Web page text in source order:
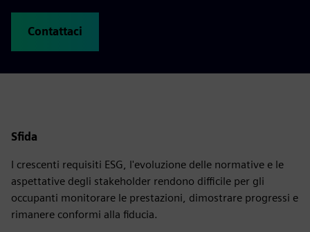
Contattaci
Sfida
I crescenti requisiti ESG, l'evoluzione delle normative e le
aspettative degli stakeholder rendono difficile per gli
occupanti monitorare le prestazioni, dimostrare progressi e
rimanere conformi alla fiducia.